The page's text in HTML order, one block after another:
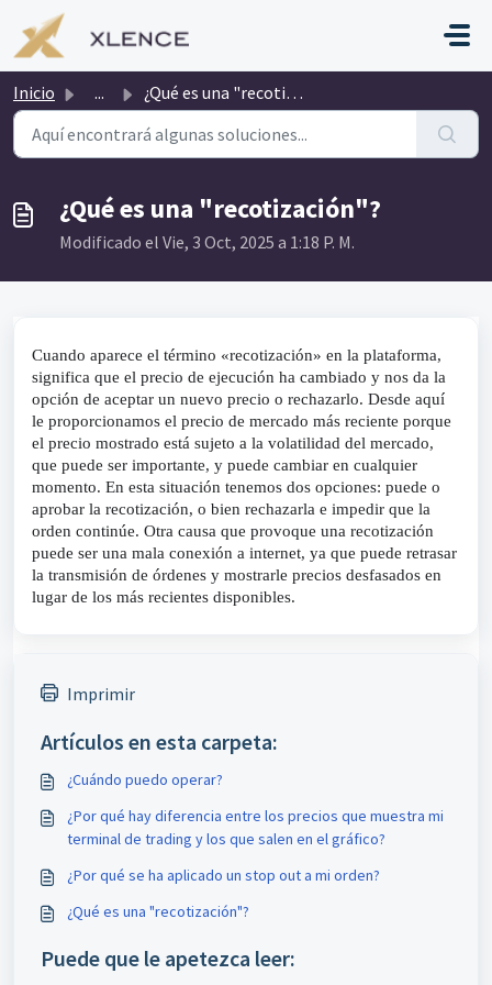
Saltar al contenido principal
Inicio ... ¿Qué es una "recotización"?
¿Qué es una "recotización"?
Modificado el Vie, 3 Oct, 2025 a 1:18 P. M.
Cuando aparece el término «recotización» en la plataforma,
significa que el precio de ejecución ha cambiado y nos da la
opción de aceptar un nuevo precio o rechazarlo. Desde aquí
le proporcionamos el precio de mercado más reciente porque
el precio mostrado está sujeto a la volatilidad del mercado,
que puede ser importante, y puede cambiar en cualquier
momento. En esta situación tenemos dos opciones: puede o
aprobar la recotización, o bien rechazarla e impedir que la
orden continúe. Otra causa que provoque una recotización
puede ser una mala conexión a internet, ya que puede retrasar
la transmisión de órdenes y mostrarle precios desfasados en
lugar de los más recientes disponibles.
Imprimir
Artículos en esta carpeta:
¿Cuándo puedo operar?
¿Por qué hay diferencia entre los precios que muestra mi
terminal de trading y los que salen en el gráfico?
¿Por qué se ha aplicado un stop out a mi orden?
¿Qué es una "recotización"?
Puede que le apetezca leer: